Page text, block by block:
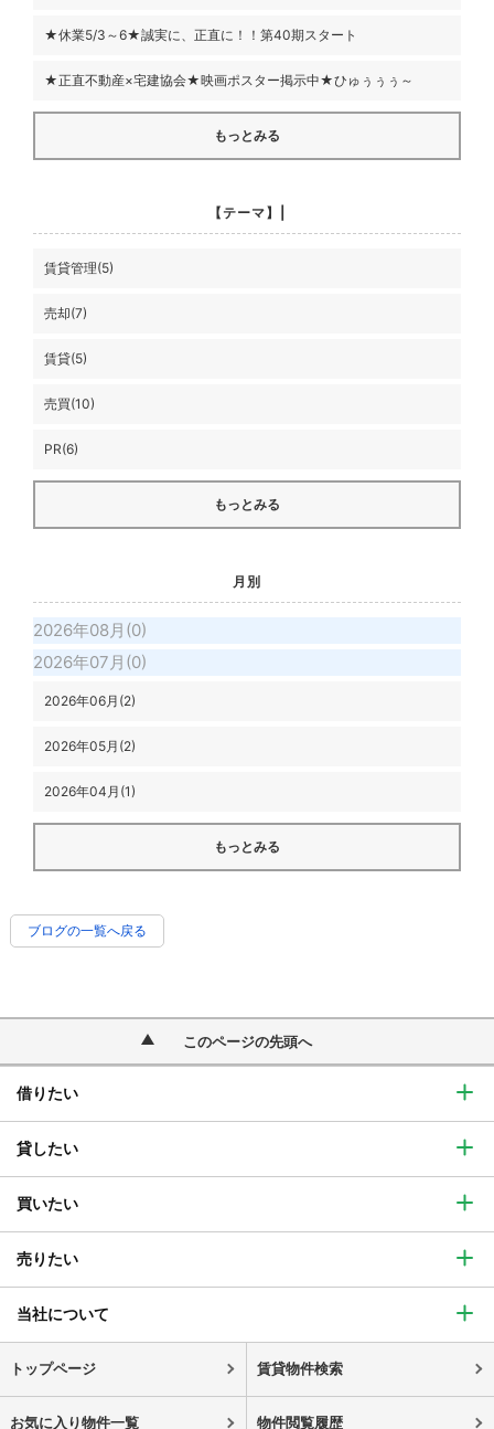
★休業5/3～6★誠実に、正直に！！第40期スタート
★正直不動産×宅建協会★映画ポスター掲示中★ひゅぅぅぅ～
もっとみる
【テーマ】|
賃貸管理(5)
売却(7)
賃貸(5)
売買(10)
PR(6)
もっとみる
月別
2026年08月(0)
2026年07月(0)
2026年06月(2)
2026年05月(2)
2026年04月(1)
もっとみる
ブログの一覧へ戻る
このページの先頭へ
借りたい
貸したい
買いたい
売りたい
当社について
トップページ 賃貸物件検索
お気に入り物件一覧 物件閲覧履歴